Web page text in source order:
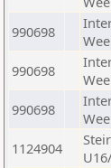
990698
990698
990698
1124904